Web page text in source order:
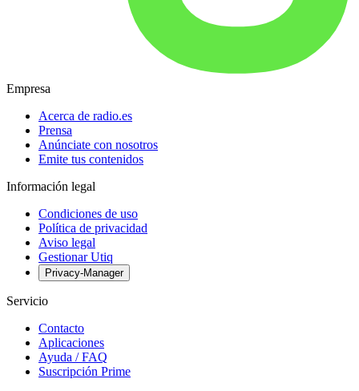
Empresa
Acerca de radio.es
Prensa
Anúnciate con nosotros
Emite tus contenidos
Información legal
Condiciones de uso
Política de privacidad
Aviso legal
Gestionar Utiq
Privacy-Manager
Servicio
Contacto
Aplicaciones
Ayuda / FAQ
Suscripción Prime